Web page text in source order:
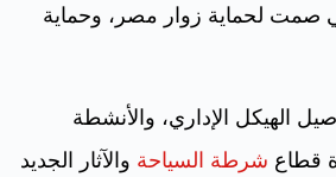
صمت لحماية زوار مصر، وحماية
الهيكل الإداري، والأنشطة
قطاع شرطة السياحة والآثار الجديد